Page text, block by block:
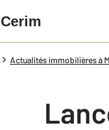
Cerim
Actualités immobilières à